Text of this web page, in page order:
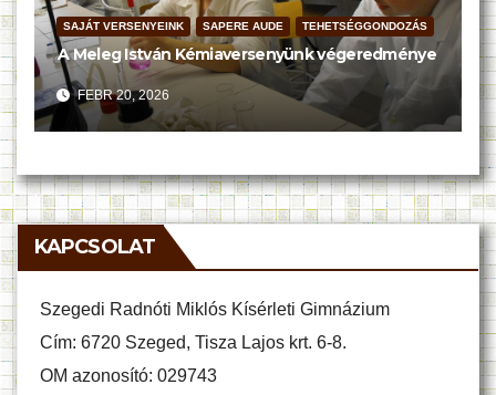
SAJÁT VERSENYEINK SAPERE AUDE TEHETSÉGGONDOZÁS
A Meleg István Kémiaversenyünk végeredménye
FEBR 20, 2026
KAPCSOLAT
Szegedi Radnóti Miklós Kísérleti Gimnázium
Cím: 6720 Szeged, Tisza Lajos krt. 6-8.
OM azonosító: 029743